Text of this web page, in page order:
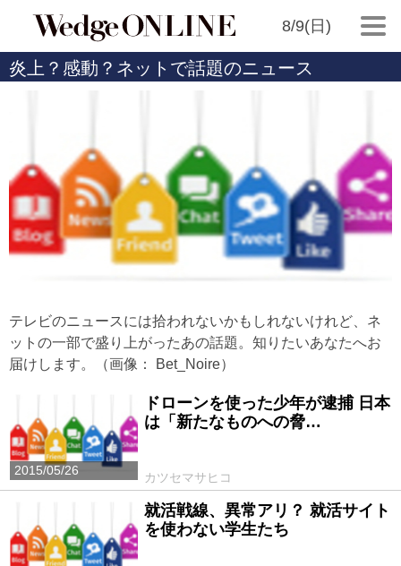
8/9(日)
炎上？感動？ネットで話題のニュース
テレビのニュースには拾われないかもしれないけれど、ネ
ットの一部で盛り上がったあの話題。知りたいあなたへお
届けします。（画像： Bet_Noire）
2015/05/26
ドローンを使った少年が逮捕 日本
は「新たなものへの脅…
カツセマサヒコ
就活戦線、異常アリ？ 就活サイト
を使わない学生たち